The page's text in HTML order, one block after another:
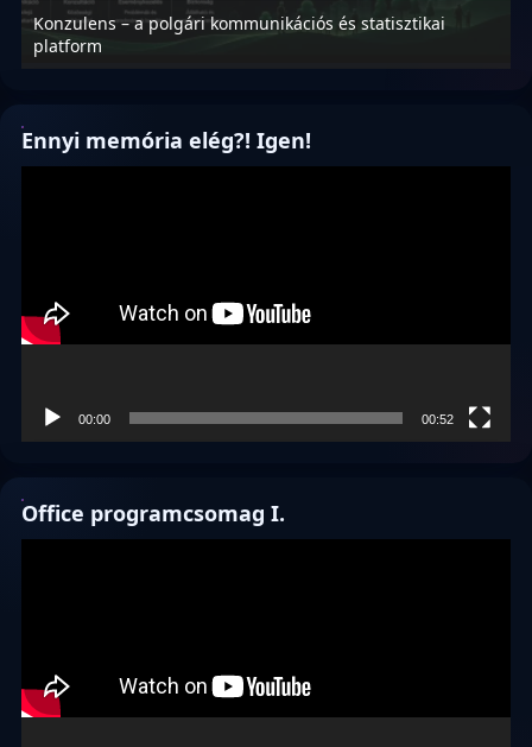
Konzulens – a polgári kommunikációs és statisztikai
platform
Ennyi memória elég?! Igen!
00:00 00:52
Office programcsomag I.